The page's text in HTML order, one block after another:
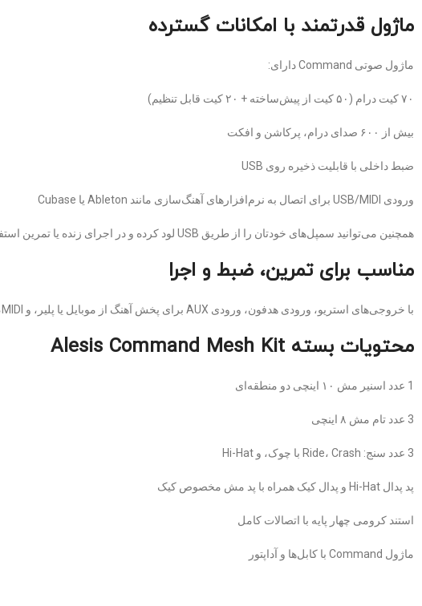
ماژول قدرتمند با امکانات گسترده
ماژول صوتی Command دارای:
۷۰ کیت درام (۵۰ کیت از پیش‌ساخته + ۲۰ کیت قابل تنظیم)
بیش از ۶۰۰ صدای درام، پرکاشن و افکت
ضبط داخلی با قابلیت ذخیره روی USB
ورودی USB/MIDI برای اتصال به نرم‌افزارهای آهنگ‌سازی مانند Ableton یا Cubase
همچنین می‌توانید سمپل‌های خودتان را از طریق USB لود کرده و در اجرای زنده یا تمرین استفاده کنید.
مناسب برای تمرین، ضبط و اجرا
با خروجی‌های استریو، ورودی هدفون، ورودی AUX برای پخش آهنگ از موبایل یا پلیر، و MIDI، این درامز هم برای تمرین در خانه، هم برای ضبط در استودیو، و حتی اجرای زنده گزینه‌ای کامل محسوب می‌شود.
محتویات بسته Alesis Command Mesh Kit
1 عدد اسنیر مش ۱۰ اینچی دو منطقه‌ای
3 عدد تام مش ۸ اینچی
3 عدد سنج: Ride، Crash با چوک، و Hi-Hat
پد پدال Hi-Hat و پدال کیک همراه با پد مش مخصوص کیک
استند کرومی چهار پایه با اتصالات کامل
ماژول Command با کابل‌ها و آداپتور